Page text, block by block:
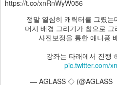
https://t.co/xnRnWyW056
정말 열심히 캐릭터를 그렸
머지 배경 그리기가 참으로
사진보정을 통한 애니풍
강좌는 타래에서 진행
pic.twitter.com/
— AGLASS ◇